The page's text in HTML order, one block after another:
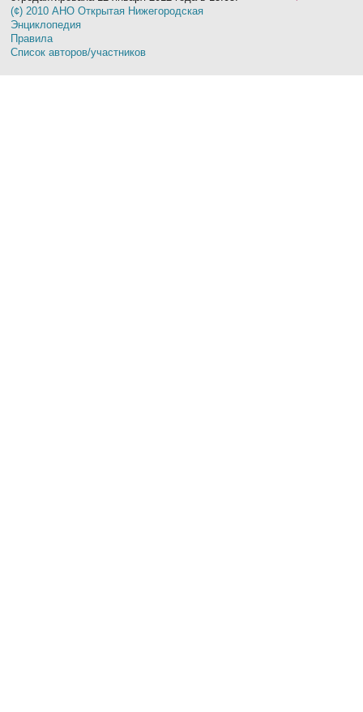
(¢) 2010 АНО Открытая Нижегородская
Энциклопедия
Правила
Список авторов/участников